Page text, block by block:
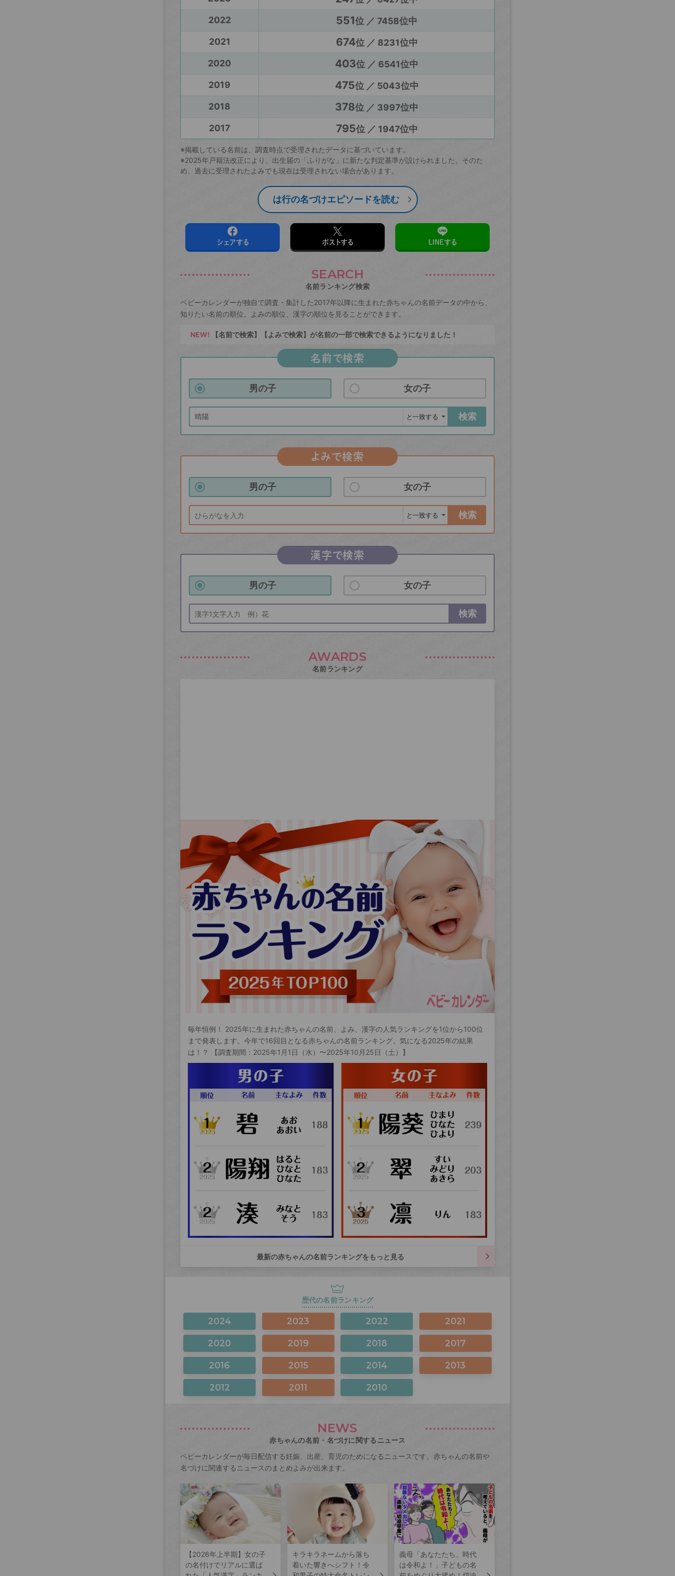
2022
551位 ／ 7458位中
2021
674位 ／ 8231位中
2020
403位 ／ 6541位中
2019
475位 ／ 5043位中
2018
378位 ／ 3997位中
2017
795位 ／ 1947位中
※掲載している名前は、調査時点で受理されたデータに基づいています。
※2025年戸籍法改正により、出生届の「ふりがな」に新たな判定基準が設けられました。そのた
め、過去に受理されたよみでも現在は受理されない場合があります。
は行の名づけエピソードを読む
シェアする ポストする LINEする
SEARCH
名前ランキング検索
ベビーカレンダーが独自で調査・集計した2017年以降に生まれた赤ちゃんの名前データの中から、
知りたい名前の順位、よみの順位、漢字の順位を見ることができます。
NEW! 【名前で検索】【よみで検索】が名前の一部で検索できるようになりました！
名前で検索
男の子 女の子
検索
よみで検索
男の子 女の子
検索
漢字で検索
男の子 女の子
検索
AWARDS
名前ランキング
毎年恒例！ 2025年に生まれた赤ちゃんの名前、よみ、漢字の人気ランキングを1位から100位
まで発表します。今年で16回目となる赤ちゃんの名前ランキング。気になる2025年の結果
は！？ 【調査期間：2025年1月1日（水）〜2025年10月25日（土）】
最新の赤ちゃんの名前ランキングをもっと見る
歴代の名前ランキング
2024 2023 2022 2021
2020 2019 2018 2017
2016 2015 2014 2013
2012 2011 2010
NEWS
赤ちゃんの名前・名づけに関するニュース
ベビーカレンダーが毎日配信する妊娠、出産、育児のためになるニュースです。赤ちゃんの名前や
名づけに関連するニュースのまとめよみが出来ます。
【2026年上半期】女の子
の名付けでリアルに選ば
キラキラネームから落ち
着いた響きへシフト！令
義母「あなたたち、時代
は令和よ！」子どもの名